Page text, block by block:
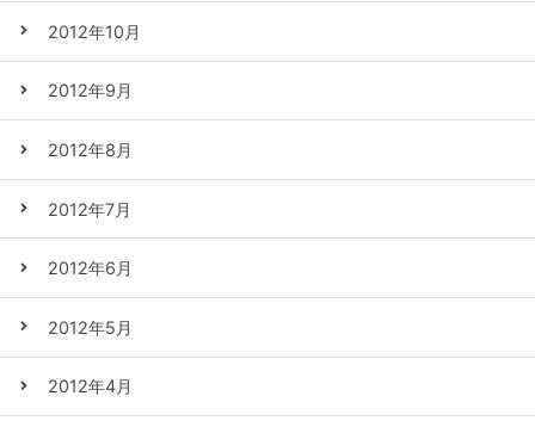
2012年10月
2012年9月
2012年8月
2012年7月
2012年6月
2012年5月
2012年4月